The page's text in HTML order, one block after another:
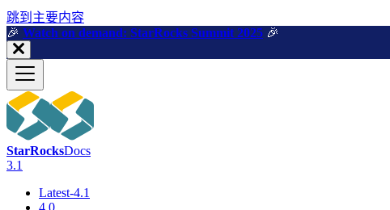
跳到主要内容
🎉️ Watch on demand: StarRocks Summit 2025 🎉️
StarRocksDocs
3.1
Latest-4.1
4.0